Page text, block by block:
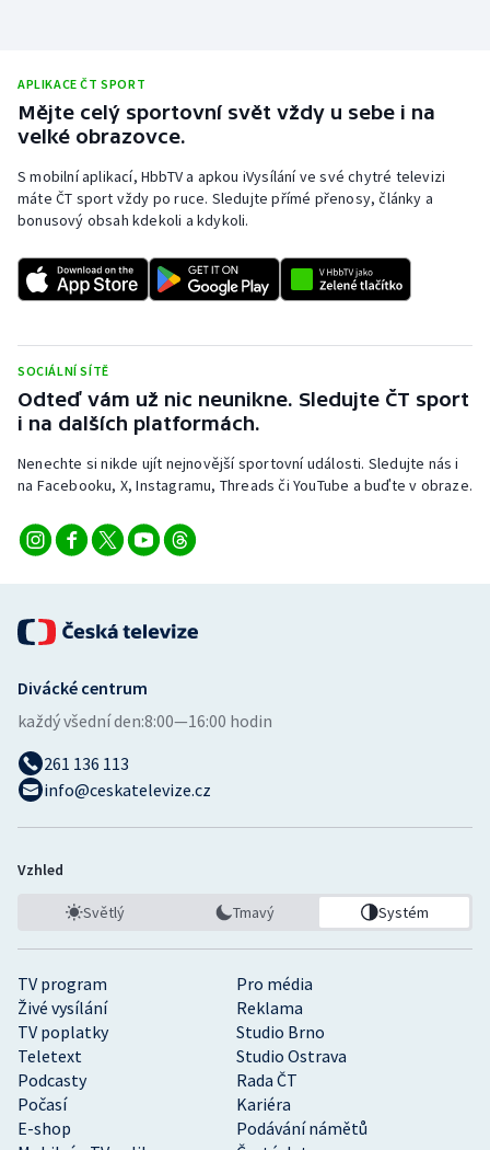
Motorsport
Olympijské hry
Parasport
Plavání
Plážový volejbal
Ragby
Rychlobruslení
Sportovní střelba
Stolní tenis
Triatlon
Veslování
Vodní slalom
APLIKACE ČT SPORT
Mějte celý sportovní svět vždy u sebe i na
velké obrazovce.
S mobilní aplikací, HbbTV a apkou iVysílání ve své chytré televizi
máte ČT sport vždy po ruce. Sledujte přímé přenosy, články a
bonusový obsah kdekoli a kdykoli.
SOCIÁLNÍ SÍTĚ
Odteď vám už nic neunikne. Sledujte ČT sport
i na dalších platformách.
Nenechte si nikde ujít nejnovější sportovní události. Sledujte nás i
na Facebooku, X, Instagramu, Threads či YouTube a buďte v obraze.
TV program
Pro média
Živé vysílání
Reklama
TV poplatky
Studio Brno
Teletext
Studio Ostrava
Podcasty
Rada ČT
Počasí
Kariéra
E-shop
Podávání námětů
Divácké centrum
každý všední den:8:00—16:00 hodin
261 136 113
info@ceskatelevize.cz
Vzhled
Světlý Tmavý Systém